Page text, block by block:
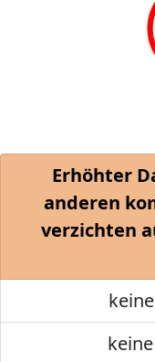
Erhöhter
anderen
verzichten